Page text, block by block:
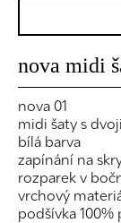
nova midi
nova 01
midi šaty s
bílá barva
zapínání na
rozparek v
vrchový
podšívka 100%